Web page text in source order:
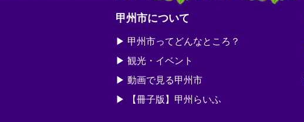
甲州市について
甲州市ってどんなところ？
観光・イベント
動画で見る甲州市
【冊子版】甲州らいふ